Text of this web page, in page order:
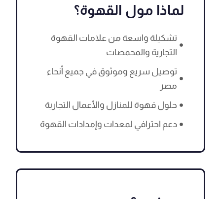
لماذا مول القهوة؟
تشكيلة واسعة من علامات القهوة
التجارية والمحمصات
توصيل سريع وموثوق في جميع أنحاء
مصر
حلول قهوة للمنازل والأعمال التجارية
دعم احترافي لمعدات وإمدادات القهوة